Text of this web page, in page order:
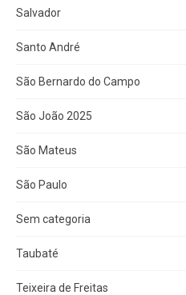
Salvador
Santo André
São Bernardo do Campo
São João 2025
São Mateus
São Paulo
Sem categoria
Taubaté
Teixeira de Freitas